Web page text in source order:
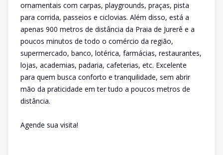
ornamentais com carpas, playgrounds, praças, pista
para corrida, passeios e ciclovias. Além disso, está a
apenas 900 metros de distância da Praia de Jurerê e a
poucos minutos de todo o comércio da região,
supermercado, banco, lotérica, farmácias, restaurantes,
lojas, academias, padaria, cafeterias, etc. Excelente
para quem busca conforto e tranquilidade, sem abrir
mão da praticidade em ter tudo a poucos metros de
distância.
Agende sua visita!